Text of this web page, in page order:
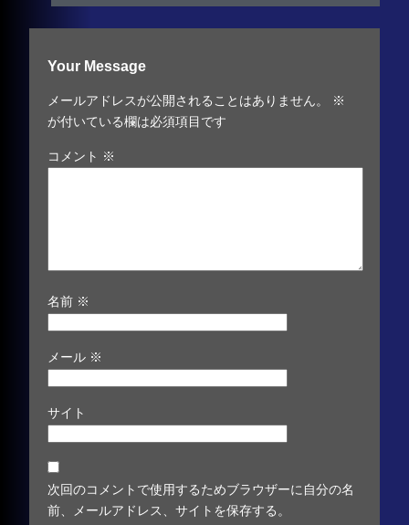
Your Message
メールアドレスが公開されることはありません。
※
が付いている欄は必須項目です
コメント ※
名前 ※
メール ※
サイト
次回のコメントで使用するためブラウザーに自分の名
前、メールアドレス、サイトを保存する。